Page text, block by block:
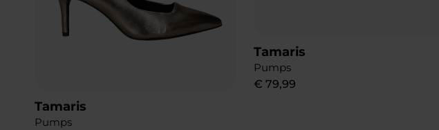
Tamaris
Pumps
Tamaris
Pumps
€ 79,99